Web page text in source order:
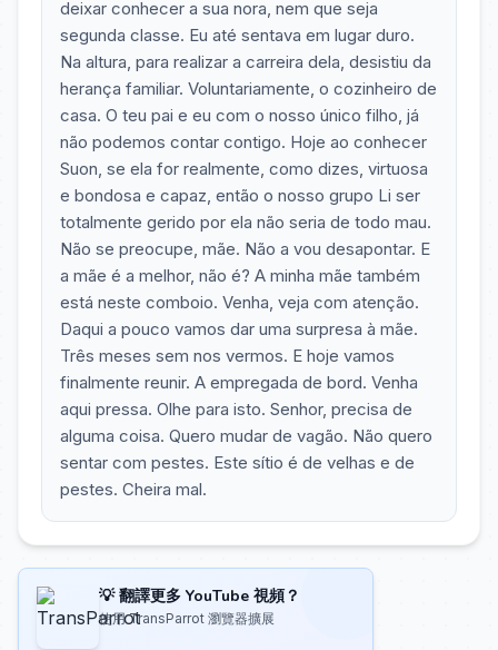
deixar conhecer a sua nora, nem que seja
segunda classe. Eu até sentava em lugar duro.
Na altura, para realizar a carreira dela, desistiu da
herança familiar. Voluntariamente, o cozinheiro de
casa. O teu pai e eu com o nosso único filho, já
não podemos contar contigo. Hoje ao conhecer
Suon, se ela for realmente, como dizes, virtuosa
e bondosa e capaz, então o nosso grupo Li ser
totalmente gerido por ela não seria de todo mau.
Não se preocupe, mãe. Não a vou desapontar. E
a mãe é a melhor, não é? A minha mãe também
está neste comboio. Venha, veja com atenção.
Daqui a pouco vamos dar uma surpresa à mãe.
Três meses sem nos vermos. E hoje vamos
finalmente reunir. A empregada de bord. Venha
aqui pressa. Olhe para isto. Senhor, precisa de
alguma coisa. Quero mudar de vagão. Não quero
sentar com pestes. Este sítio é de velhas e de
pestes. Cheira mal.
💡 翻譯更多 YouTube 視頻？
使用 TransParrot 瀏覽器擴展